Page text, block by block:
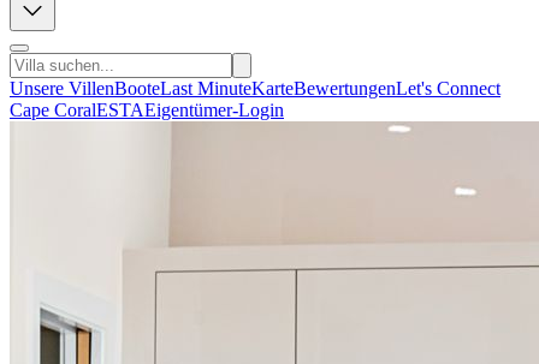
Unsere VillenBooteLast MinuteKarteBewertungenLet's Connect
Cape CoralESTAEigentümer-Login